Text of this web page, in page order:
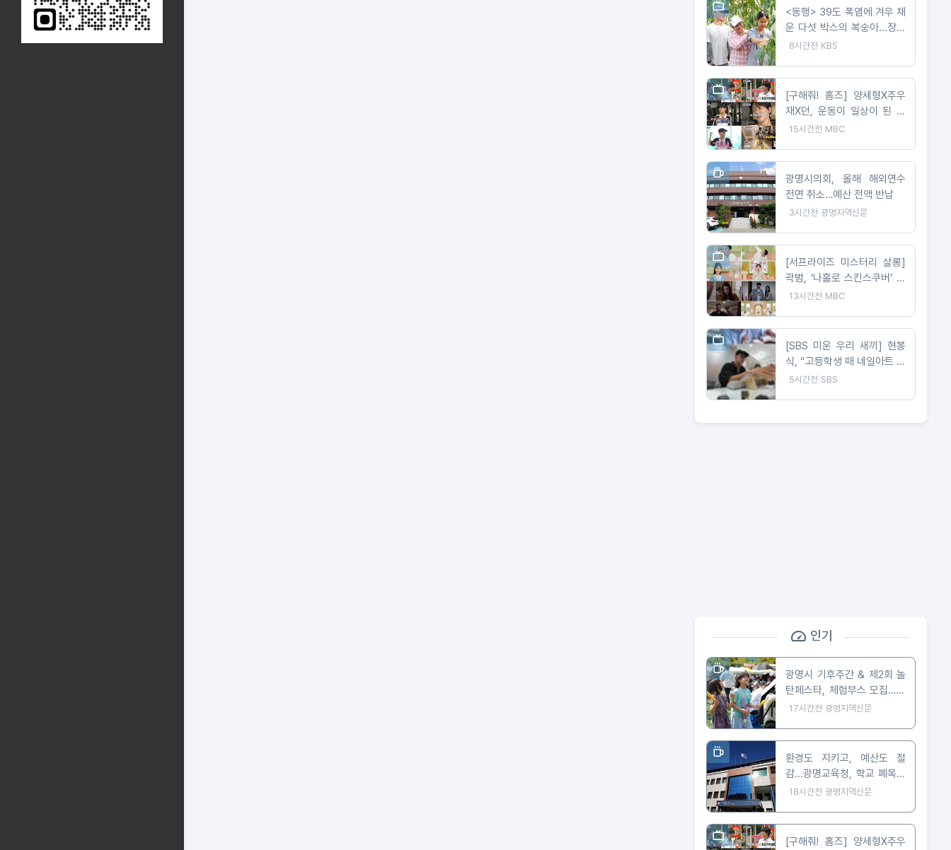
<동행> 39도 폭염에 겨우 채
운 다섯 박스의 복숭아...장애
아빠와 열다섯 서현이네
8시간전 KBS
[구해줘! 홈즈] 양세형X주우
재X던, 운동이 일상이 된 사
람들은 어떻게 살까? '운동세
15시간전 MBC
광명시의회, 올해 해외연수
전면 취소…예산 전액 반납
3시간전 광명지역신문
[서프라이즈 미스터리 살롱]
곽범, ‘나홀로 스킨스쿠버’ 즐
긴 사연은? 박소영 아나 “절
13시간전 MBC
[SBS 미운 우리 새끼] 현봉
식, “고등학생 때 네일아트 배
웠다” 반전 이력 고백! 배정남
5시간전 SBS
인기
광명시 기후주간 & 제2회 놀
탄페스타, 체험부스 모집…10
월 24일 개최
17시간전 광명지역신문
환경도 지키고, 예산도 절
감...광명교육청, 학교 폐목재
무상위탁처리 지원
18시간전 광명지역신문
[구해줘! 홈즈] 양세형X주우